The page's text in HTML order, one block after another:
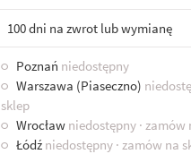
100 dni na zwrot lub wymianę
○ Poznań niedostępny
○ Warszawa (Piaseczno)
sklep
○ Wrocław niedostępny · zamów
○ Łódź niedostępny · zamów na